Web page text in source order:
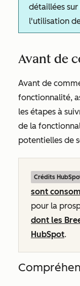
détaillées
l'utilisation
Avant de
Avant de
fonctionnalité,
les étapes à
de la
potentielles de
Crédits
sont
pour la
dont les
HubSpot.